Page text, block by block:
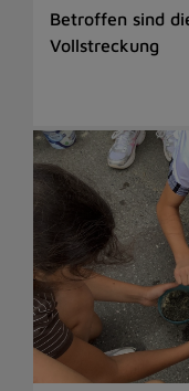
Betroffen sind
Vollstreckung